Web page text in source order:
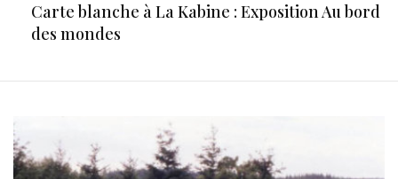
Carte blanche à La Kabine : Exposition Au bord
des mondes